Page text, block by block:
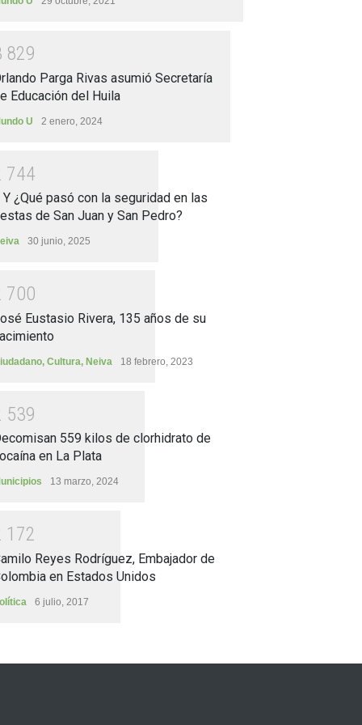
829
Parga Rivas asumió Secretaría
Educación del Huila
U 2 enero, 2024
744
Y ¿Qué pasó con la seguridad en las
de San Juan y San Pedro?
30 junio, 2025
700
Eustasio Rivera, 135 años de su
, Cultura, Neiva 18 febrero, 2023
539
559 kilos de clorhidrato de
en La Plata
13 marzo, 2024
1 72
Reyes Rodríguez, Embajador de
en Estados Unidos
6 julio, 2017